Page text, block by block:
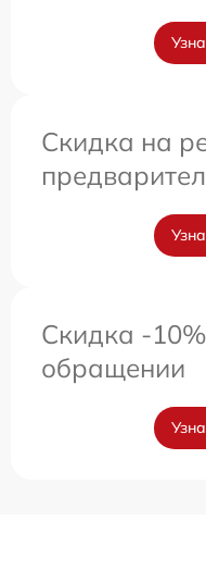
Скидка на
Скидка -
обращении